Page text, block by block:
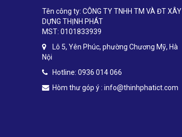
Tên công ty: CÔNG TY TNHH TM VÀ ĐT XÂY
DỰNG THỊNH PHÁT
MST: 0101833939
Lô 5, Yên Phúc, phường Chương Mỹ, Hà
Nội
Hotline: 0936 014 066
Hòm thư góp ý : info@thinhphatict.com